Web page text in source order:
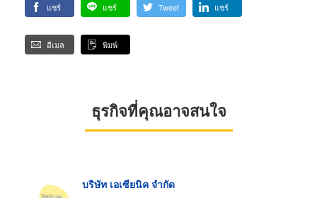
แชร์ แชร์ Tweet แชร์
อีเมล พิมพ์
ธุรกิจที่คุณอาจสนใจ
บริษัท เอเซียนิค จำกัด